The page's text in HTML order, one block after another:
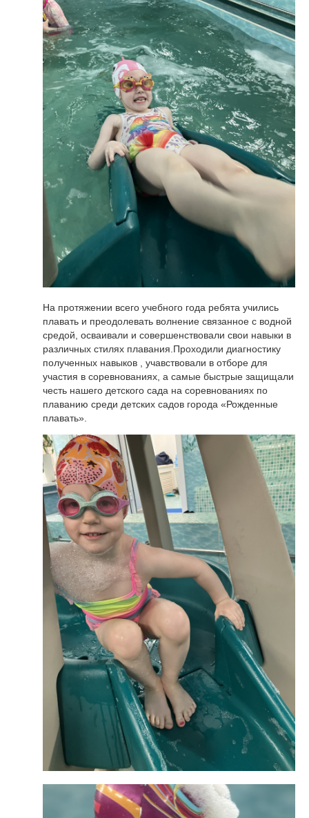
На протяжении всего учебного года ребята учились
плавать и преодолевать волнение связанное с водной
средой, осваивали и совершенствовали свои навыки в
различных стилях плавания.Проходили диагностику
полученных навыков , учавствовали в отборе для
участия в соревнованиях, а самые быстрые защищали
честь нашего детского сада на соревнованиях по
плаванию среди детских садов города «Рожденные
плавать».